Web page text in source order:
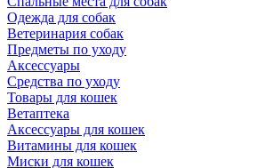
Одежда для собак
Ветеринария собак
Предметы по уходу
Аксессуары
Средства по уходу
Товары для кошек
Ветаптека
Аксессуары для кошек
Витамины для кошек
Миски для кошек